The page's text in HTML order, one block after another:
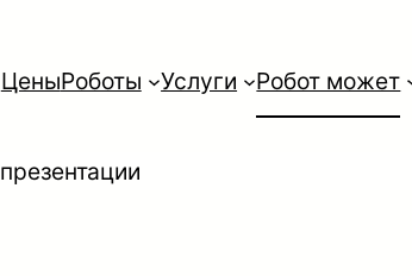
ЦеныРоботы Услуги Робот может